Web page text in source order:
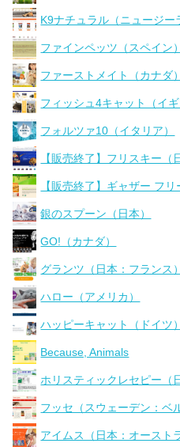
K9ナチュラル（ニュージー
ファインペッツ（スペイン）
ファーストメイト（カナダ）
フィッシュ4キャット（イギ
フォルツァ10（イタリア）
【販売終了】フリスキー（
【販売終了】ギャザー フ
銀のスプーン（日本）
GO!（カナダ）
グランツ（日本：フランス）
ハロー（アメリカ）
ハッピーキャット（ドイツ）
Because, Animals
ホリスティックレセピー（
フッセ（スウェーデン：ベ
アイムス（日本：オースト